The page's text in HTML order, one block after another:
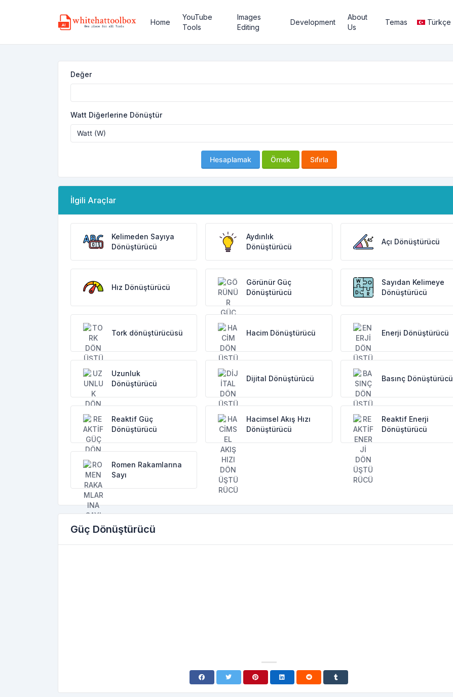
Home
YouTube
Tools
Images
Editing
Development
About
Us
Temas Türkçe
Değer
Watt Diğerlerine Dönüştür
Hesaplamak Örnek Sıfırla
İlgili Araçlar
Kelimeden Sayıya
Dönüştürücü
Aydınlık
Dönüştürücü
Açı Dönüştürücü
Hız Dönüştürücü
Görünür Güç
Dönüştürücü
Sayıdan Kelimeye
Dönüştürücü
Tork dönüştürücüsü Hacim Dönüştürücü Enerji Dönüştürücü
Uzunluk
Dönüştürücü
Dijital Dönüştürücü Basınç Dönüştürücü
Reaktif Güç
Dönüştürücü
Hacimsel Akış Hızı
Dönüştürücü
Reaktif Enerji
Dönüştürücü
Romen Rakamlarına
Sayı
Güç Dönüştürücü